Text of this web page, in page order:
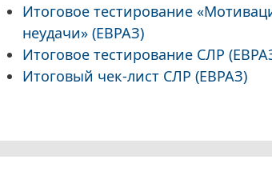
Итоговое тестирование
неудачи» (ЕВРАЗ)
Итоговое тестирование СЛР
Итоговый чек-лист СЛР (ЕВРАЗ)